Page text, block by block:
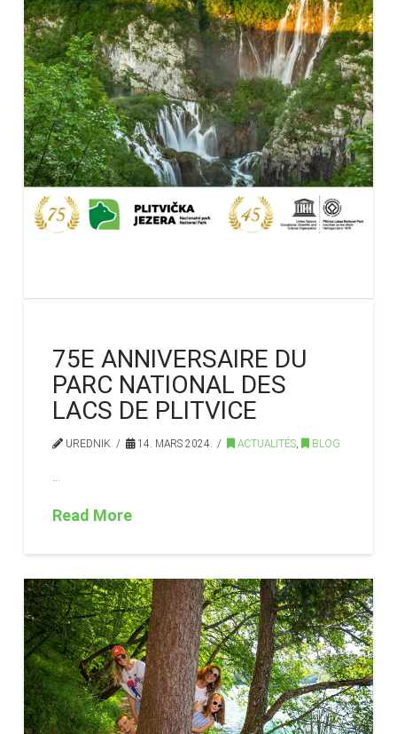
75E ANNIVERSAIRE DU
PARC NATIONAL DES
LACS DE PLITVICE
UREDNIK 14. MARS 2024. ACTUALITÉS BLOG
…
Read More